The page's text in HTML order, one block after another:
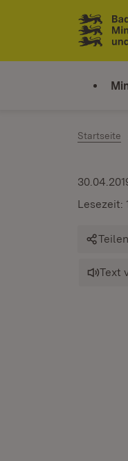
Zum Inhalt
Link zur
Startseite
Lesezeit:
Teilen
Text